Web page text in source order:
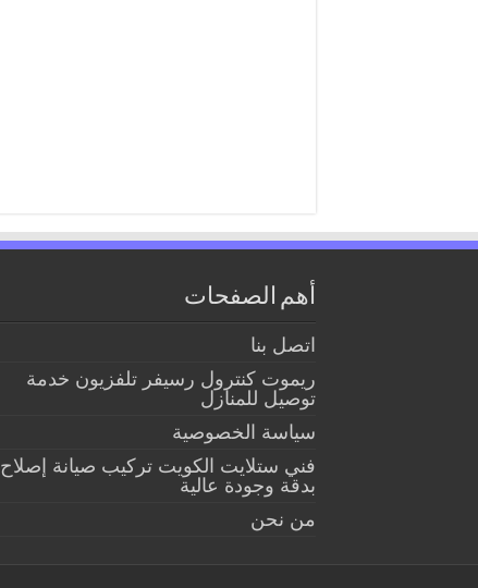
أهم الصفحات
اتصل بنا
ريموت كنترول رسيفر تلفزيون خدمة
توصيل للمنازل
سياسة الخصوصية
فني ستلايت الكويت تركيب صيانة إصلاح
بدقة وجودة عالية
من نحن